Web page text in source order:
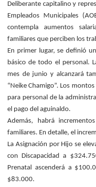
Deliberante capitalino y
Empleados Municipales
contempla aumentos
familiares que perciben los
En primer lugar, se definió
básico de todo el personal.
mes de junio y alcanzará
“Neike Chamigo”. Los
para personal de la
el pago del aguinaldo.
Además, habrá
familiares. En detalle, el
La Asignación por Hijo se
con Discapacidad a
Prenatal ascenderá a
$83.000.